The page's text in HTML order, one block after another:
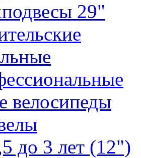
29"
велосипеды
до 3 лет (12")